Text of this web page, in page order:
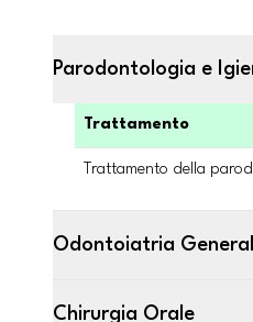
Parodontologia e
Trattamento
Trattamento della
Odontoiatria
Chirurgia Orale